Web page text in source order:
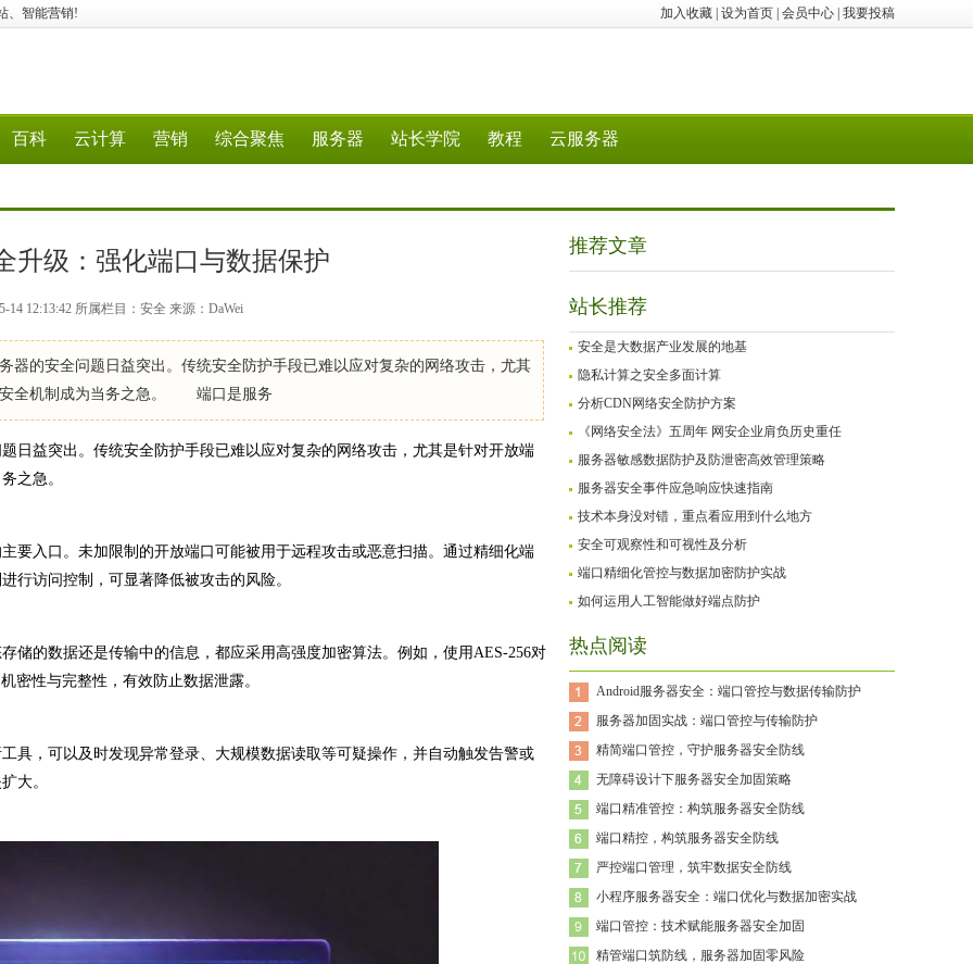
加入收藏 设为首页 会员中心 我要投稿
、智能营销!
百科 云计算 营销 综合聚焦 服务器 站长学院 教程 云服务器
升级：强化端口与数据保护
14 12:13:42 所属栏目：安全 来源：DaWei
的安全问题日益突出。传统安全防护手段已难以应对复杂的网络攻击，尤其
安全机制成为当务之急。 端口是服务
益突出。传统安全防护手段已难以应对复杂的网络攻击，尤其是针对开放端
之急。
入口。未加限制的开放端口可能被用于远程攻击或恶意扫描。通过精细化端
行访问控制，可显著降低被攻击的风险。
的数据还是传输中的信息，都应采用高强度加密算法。例如，使用AES-256对
密性与完整性，有效防止数据泄露。
，可以及时发现异常登录、大规模数据读取等可疑操作，并自动触发告警或
大。
推荐文章
站长推荐
安全是大数据产业发展的地基
隐私计算之安全多面计算
分析CDN网络安全防护方案
《网络安全法》五周年 网安企业肩负历史重任
服务器敏感数据防护及防泄密高效管理策略
服务器安全事件应急响应快速指南
技术本身没对错，重点看应用到什么地方
安全可观察性和可视性及分析
端口精细化管控与数据加密防护实战
如何运用人工智能做好端点防护
热点阅读
Android服务器安全：端口管控与数据传输防护
服务器加固实战：端口管控与传输防护
精简端口管控，守护服务器安全防线
无障碍设计下服务器安全加固策略
端口精准管控：构筑服务器安全防线
端口精控，构筑服务器安全防线
严控端口管理，筑牢数据安全防线
小程序服务器安全：端口优化与数据加密实战
端口管控：技术赋能服务器安全加固
精管端口筑防线，服务器加固零风险